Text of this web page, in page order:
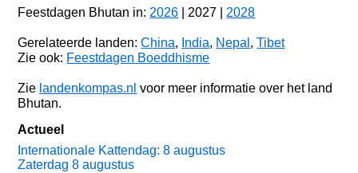
Feestdagen Bhutan in: 2026 | 2027 | 2028
Gerelateerde landen:China, India, Nepal,Tibet
Zie ook: Feestdagen Boeddhisme
Zie landenkompas.nl voor meer informatie over het land
Bhutan.
Actueel
Internationale Kattendag: 8 augustus
Zaterdag 8 augustus